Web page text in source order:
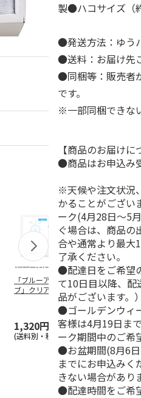
「ブルーアーカイ
ブ」クリアファイル
&ステッカーセット
1,320円
(送料別・税込)
アニメ『ジョ
奇妙な冒険 黄
風』チョコラ
セッ…
5.0（7）
1,969円
(送料別・税込)
製●ハコサイズ
●発送方法：ゆう
●送料：お届け先
●同梱等：販売者
です。
※一部同梱できな
【商品のお届けに
●商品はお申込み
※天候や注文状況
かることがござい
ーク(4月28日～5
ぐ場合は、商品の
合や通常より最大
了承ください。
●配達日をご希望
て10日目以降、
品がございます。）
●ゴールデンウィ
客様は4月19日ま
ーク期間中のご希
●お盆期間(8月6
までにお申込みく
きない場合があり
●配達時間をご希